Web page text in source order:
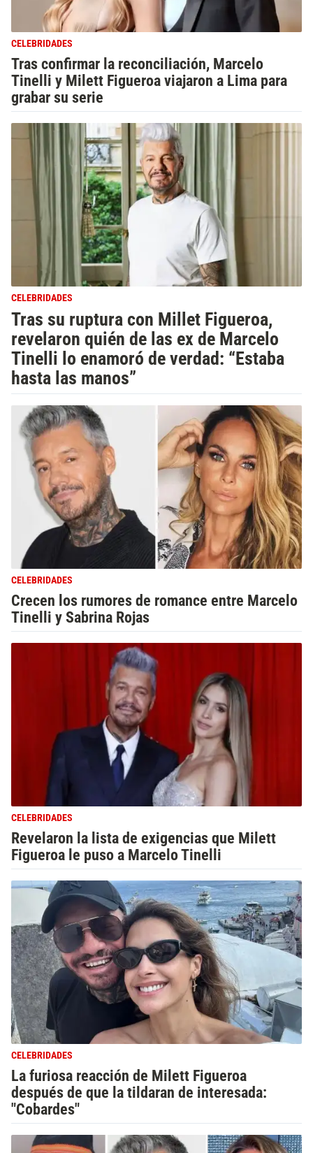
CELEBRIDADES
Tras confirmar la reconciliación, Marcelo
Tinelli y Milett Figueroa viajaron a Lima para
grabar su serie
CELEBRIDADES
Tras su ruptura con Millet Figueroa,
revelaron quién de las ex de Marcelo
Tinelli lo enamoró de verdad: “Estaba
hasta las manos”
CELEBRIDADES
Crecen los rumores de romance entre Marcelo
Tinelli y Sabrina Rojas
CELEBRIDADES
Revelaron la lista de exigencias que Milett
Figueroa le puso a Marcelo Tinelli
CELEBRIDADES
La furiosa reacción de Milett Figueroa
después de que la tildaran de interesada:
"Cobardes"